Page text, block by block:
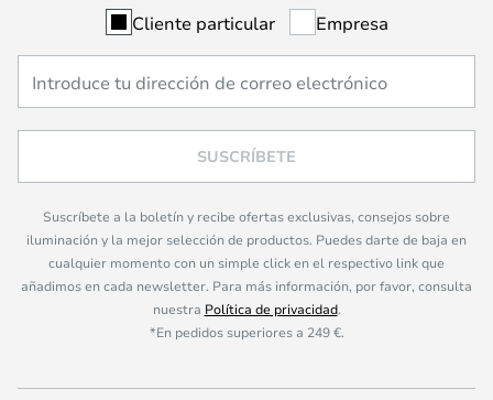
Cliente particular Empresa
SUSCRÍBETE
Suscríbete a la boletín y recibe ofertas exclusivas, consejos sobre
iluminación y la mejor selección de productos. Puedes darte de baja en
cualquier momento con un simple click en el respectivo link que
añadimos en cada newsletter. Para más información, por favor, consulta
nuestra Política de privacidad.
*En pedidos superiores a 249 €.